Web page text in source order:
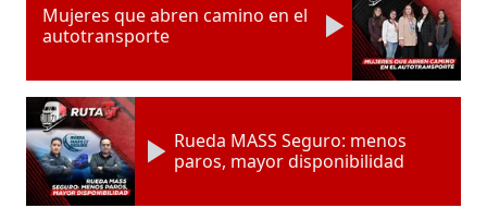
Mujeres que abren camino en el
autotransporte
Rueda MASS Seguro: menos
paros, mayor disponibilidad